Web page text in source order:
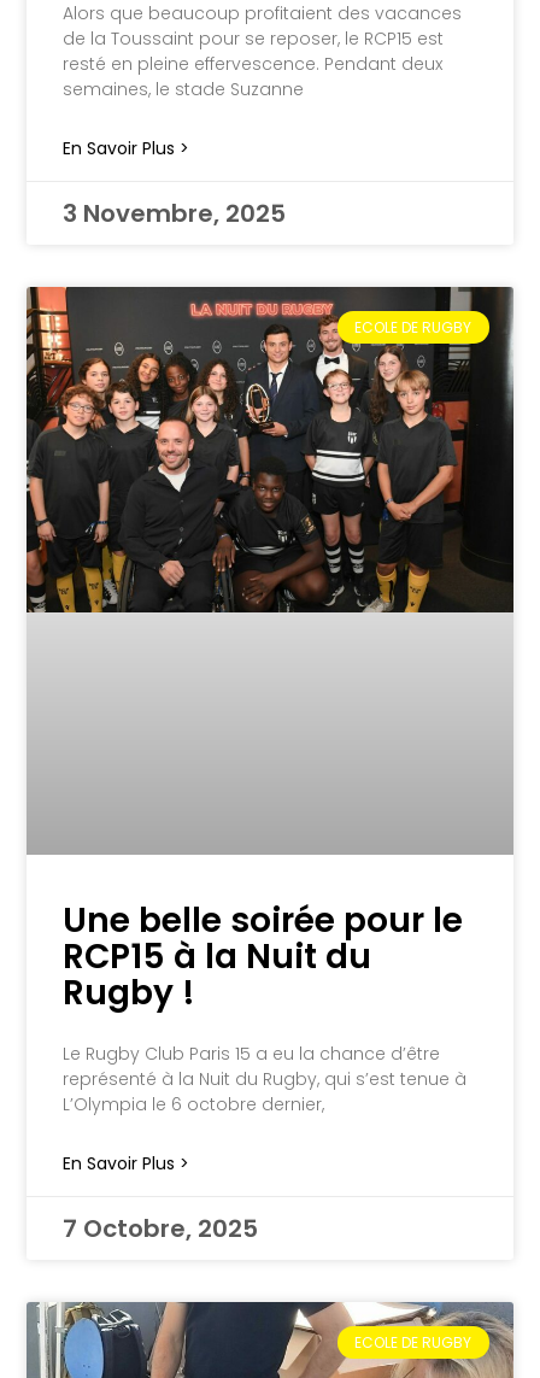
Alors que beaucoup profitaient des vacances
de la Toussaint pour se reposer, le RCP15 est
resté en pleine effervescence. Pendant deux
semaines, le stade Suzanne
En Savoir Plus >
3 Novembre, 2025
ECOLE DE RUGBY
Une belle soirée pour le
RCP15 à la Nuit du
Rugby !
Le Rugby Club Paris 15 a eu la chance d’être
représenté à la Nuit du Rugby, qui s’est tenue à
L’Olympia le 6 octobre dernier,
En Savoir Plus >
7 Octobre, 2025
ECOLE DE RUGBY